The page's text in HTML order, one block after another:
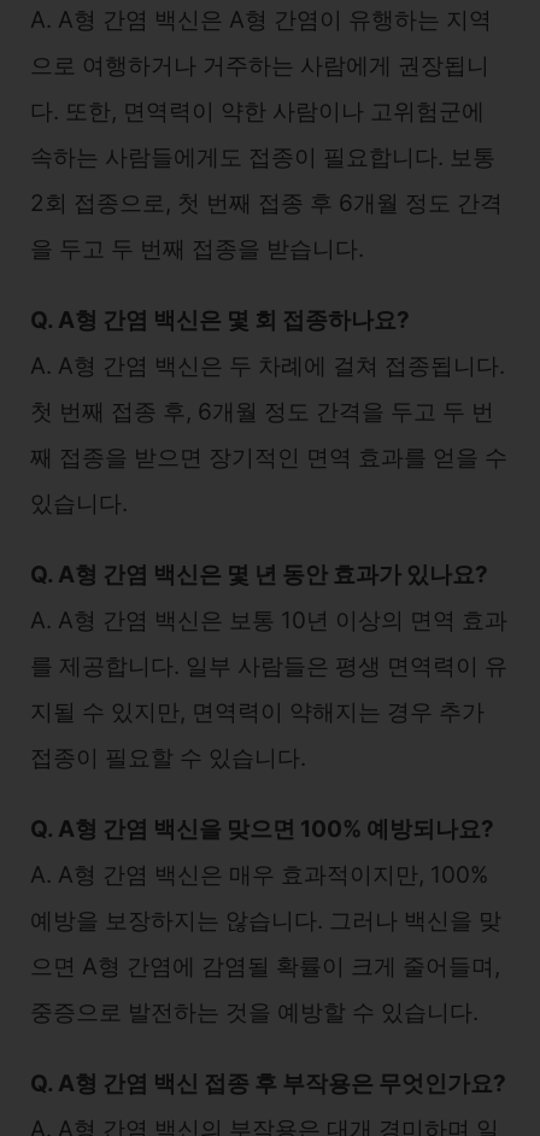
A. A형 간염 백신은 A형 간염이 유행하는 지역
으로 여행하거나 거주하는 사람에게 권장됩니
다. 또한, 면역력이 약한 사람이나 고위험군에
속하는 사람들에게도 접종이 필요합니다. 보통
2회 접종으로, 첫 번째 접종 후 6개월 정도 간격
을 두고 두 번째 접종을 받습니다.
Q. A형 간염 백신은 몇 회 접종하나요?
A. A형 간염 백신은 두 차례에 걸쳐 접종됩니다.
첫 번째 접종 후, 6개월 정도 간격을 두고 두 번
째 접종을 받으면 장기적인 면역 효과를 얻을 수
있습니다.
Q. A형 간염 백신은 몇 년 동안 효과가 있나요?
A. A형 간염 백신은 보통 10년 이상의 면역 효과
를 제공합니다. 일부 사람들은 평생 면역력이 유
지될 수 있지만, 면역력이 약해지는 경우 추가
접종이 필요할 수 있습니다.
Q. A형 간염 백신을 맞으면 100% 예방되나요?
A. A형 간염 백신은 매우 효과적이지만, 100%
예방을 보장하지는 않습니다. 그러나 백신을 맞
으면 A형 간염에 감염될 확률이 크게 줄어들며,
중증으로 발전하는 것을 예방할 수 있습니다.
Q. A형 간염 백신 접종 후 부작용은 무엇인가요?
A. A형 간염 백신의 부작용은 대개 경미하며 일